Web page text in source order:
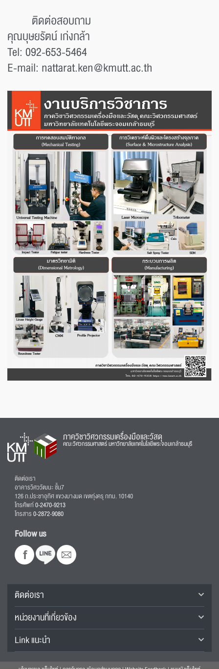
ติดต่อสอบถาม
คุณบุษยรัตน์ เก่งกล้า
Tel: 092-653-5464
E-mail: nattarat.ken@kmutt.ac.th
ภาควิชาวิศวกรรมเครื่องมือและวัสดุ
คณะวิศวกรรมศาสตร์ มหาวิทยาลัยเทคโนโลยีพระจอมเกล้าธนบุรี
ติดต่อเรา
อาคารวิศววัฒนะ ชั้น7
126 ถ.ประชาอุทิศ แขวงบางมด เขตทุ่งครุ กทม. 10140
โทรศัพท์0-2470-9213
โทรสาร0-2872-9080
Follow us
ติดต่อเรา
หน่วยงานที่เกี่ยวข้อง
Link แนะนำ